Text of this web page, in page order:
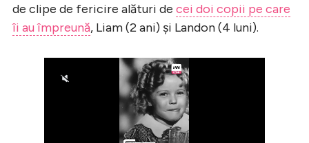
de clipe de fericire alături de cei doi copii pe care
îi au împreună, Liam (2 ani) și Landon (4 luni).